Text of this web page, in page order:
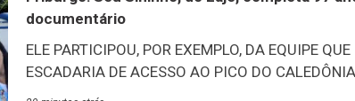
documentário
ELE PARTICIPOU, POR EXEMPLO, DA EQUIPE
ESCADARIA DE ACESSO AO PICO DO
tarde desta quinta-feira, 6/8, aconteceu o